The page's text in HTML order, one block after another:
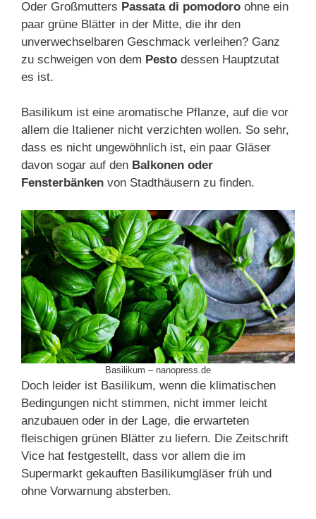
Oder Großmutters Passata di pomodoro ohne ein
paar grüne Blätter in der Mitte, die ihr den
unverwechselbaren Geschmack verleihen? Ganz
zu schweigen von dem Pesto dessen Hauptzutat
es ist.
Basilikum ist eine aromatische Pflanze, auf die vor
allem die Italiener nicht verzichten wollen. So sehr,
dass es nicht ungewöhnlich ist, ein paar Gläser
davon sogar auf den Balkonen oder
Fensterbänken von Stadthäusern zu finden.
Basilikum – nanopress.de
Doch leider ist Basilikum, wenn die klimatischen
Bedingungen nicht stimmen, nicht immer leicht
anzubauen oder in der Lage, die erwarteten
fleischigen grünen Blätter zu liefern. Die Zeitschrift
Vice hat festgestellt, dass vor allem die im
Supermarkt gekauften Basilikumgläser früh und
ohne Vorwarnung absterben.